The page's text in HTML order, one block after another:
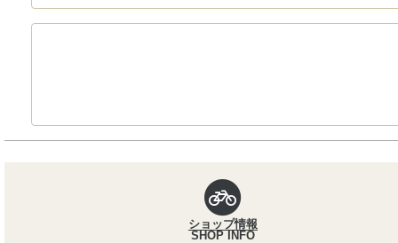
ショップ情報
SHOP INFO